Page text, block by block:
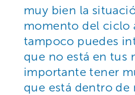
muy bien la
momento del ciclo
tampoco puedes
que no está en tus
importante tener
que está dentro de